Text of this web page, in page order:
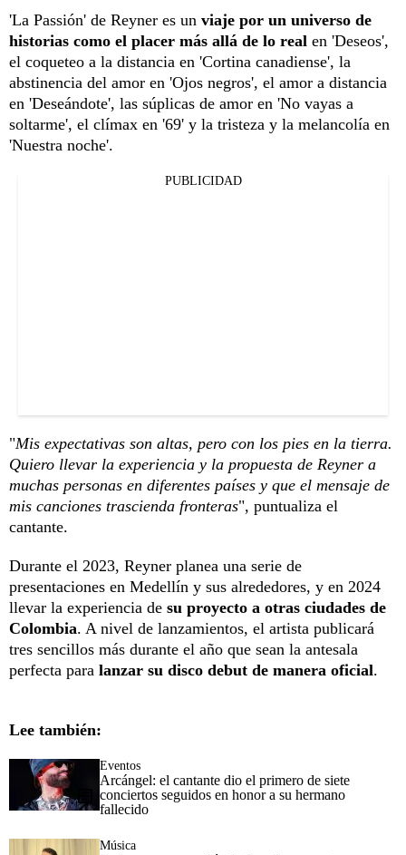
'La Passión' de Reyner es un viaje por un universo de
historias como el placer más allá de lo real en 'Deseos',
el coqueteo a la distancia en 'Cortina canadiense', la
abstinencia del amor en 'Ojos negros', el amor a distancia
en 'Deseándote', las súplicas de amor en 'No vayas a
soltarme', el clímax en '69' y la tristeza y la melancolía en
'Nuestra noche'.
PUBLICIDAD
"Mis expectativas son altas, pero con los pies en la tierra.
Quiero llevar la experiencia y la propuesta de Reyner a
muchas personas en diferentes países y que el mensaje de
mis canciones trascienda fronteras", puntualiza el
cantante.
Durante el 2023, Reyner planea una serie de
presentaciones en Medellín y sus alrededores, y en 2024
llevar la experiencia de su proyecto a otras ciudades de
Colombia. A nivel de lanzamientos, el artista publicará
tres sencillos más durante el año que sean la antesala
perfecta para lanzar su disco debut de manera oficial.
Lee también:
Eventos
Arcángel: el cantante dio el primero de siete
conciertos seguidos en honor a su hermano
fallecido
Música